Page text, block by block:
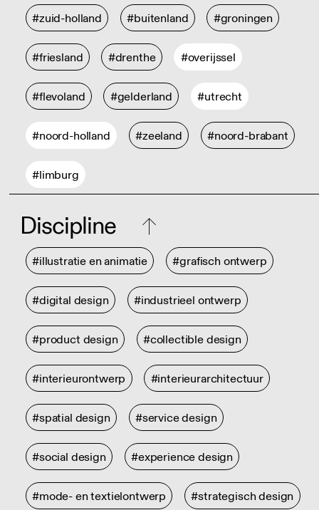
#zuid-holland #buitenland #groningen
#friesland #drenthe #overijssel
#flevoland #gelderland #utrecht
#noord-holland #zeeland #noord-brabant
#limburg
Discipline
#illustratie en animatie #grafisch ontwerp
#digital design #industrieel ontwerp
#product design #collectible design
#interieurontwerp #interieurarchitectuur
#spatial design #service design
#social design #experience design
#mode- en textielontwerp #strategisch design